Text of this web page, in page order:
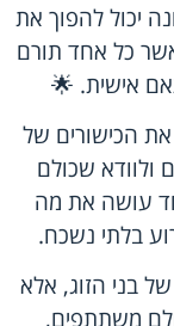
יכול להפוך את
כל אחד תורם
אישית. 🌟
הכישורים של
ולוודא שכולם
עושה את מה
בלתי נשכח.
בני הזוג, אלא
משתתפים,